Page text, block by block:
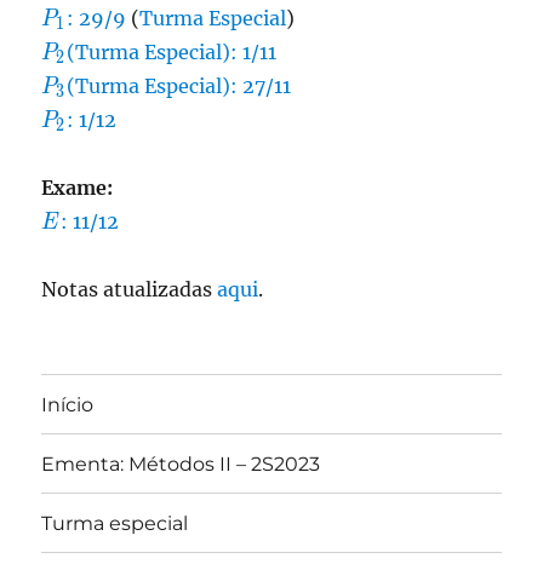
P_1
P1 : 29/9 (Turma Especial)
P_2
P2(Turma Especial): 1/11
P_3
P3(Turma Especial): 27/11
P_2
P2: 1/12
Exame:
E
E: 11/12
Notas atualizadasaqui.
Início
Ementa: Métodos II – 2S2023
Turma especial